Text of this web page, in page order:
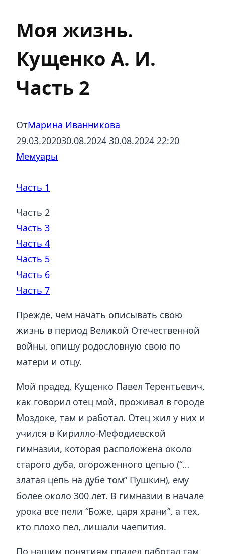
Моя жизнь.
Кущенко А. И.
Часть 2
ОтМарина Иванникова
29.03.202030.08.2024 30.08.2024 22:20
Мемуары
Часть 1
Часть 2
Часть 3
Часть 4
Часть 5
Часть 6
Часть 7
Прежде, чем начать описывать свою
жизнь в период Великой Отечественной
войны, опишу родословную свою по
матери и отцу.
Мой прадед, Кущенко Павел Терентьевич,
как говорил отец мой, проживал в городе
Моздоке, там и работал. Отец жил у них и
учился в Кирилло-Мефодиевской
гимназии, которая расположена около
старого дуба, огороженного цепью (“…
златая цепь на дубе том” Пушкин), ему
более около 300 лет. В гимназии в начале
урока все пели “Боже, царя храни”, а тех,
кто плохо пел, лишали чаепития.
По нашим понятиям прадед работал там